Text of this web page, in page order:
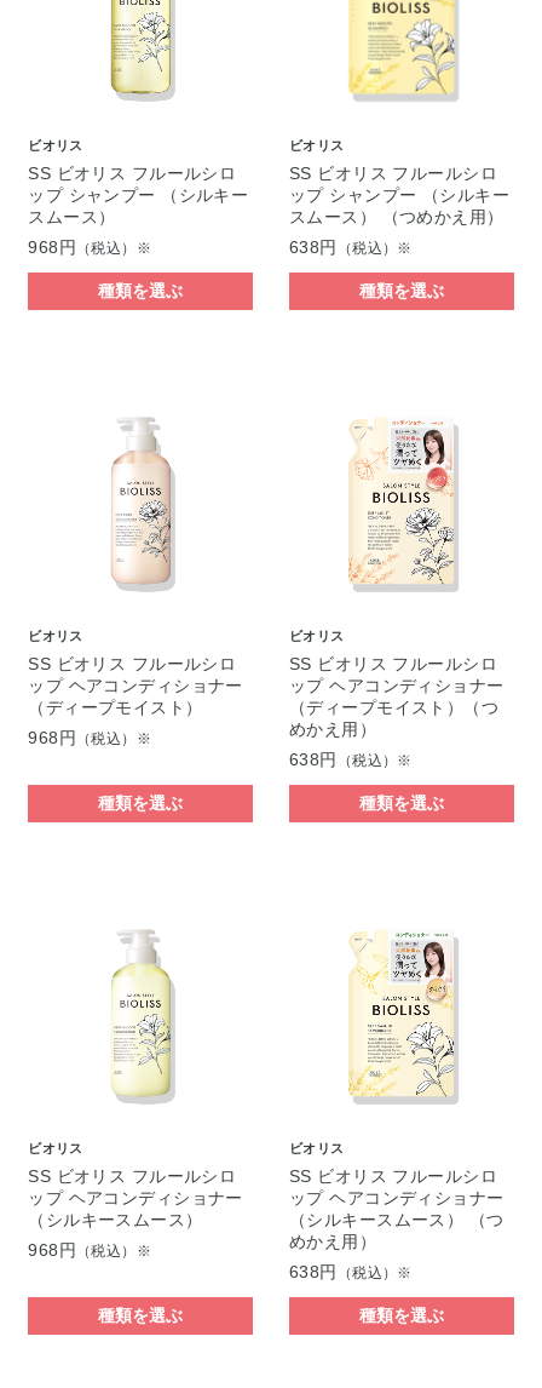
ビオリス
SS ビオリス フルールシロ
ップ シャンプー （シルキー
スムース）
968円
（税込）※
種類を選ぶ
ビオリス
SS ビオリス フルールシロ
ップ シャンプー （シルキー
スムース） （つめかえ用）
638円
（税込）※
種類を選ぶ
ビオリス
SS ビオリス フルールシロ
ップ ヘアコンディショナー
（ディープモイスト）
968円
（税込）※
種類を選ぶ
ビオリス
SS ビオリス フルールシロ
ップ ヘアコンディショナー
（ディープモイスト）（つ
めかえ用）
638円
（税込）※
種類を選ぶ
ビオリス
SS ビオリス フルールシロ
ップ ヘアコンディショナー
（シルキースムース）
968円
（税込）※
種類を選ぶ
ビオリス
SS ビオリス フルールシロ
ップ ヘアコンディショナー
（シルキースムース） （つ
めかえ用）
638円
（税込）※
種類を選ぶ